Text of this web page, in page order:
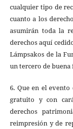
cualquier tipo de
cuanto a los
asumirán toda la
derechos aquí
Lámpsakos de la
un tercero de buena
6. Que en el
gratuito y con
derechos
reimpresión y de